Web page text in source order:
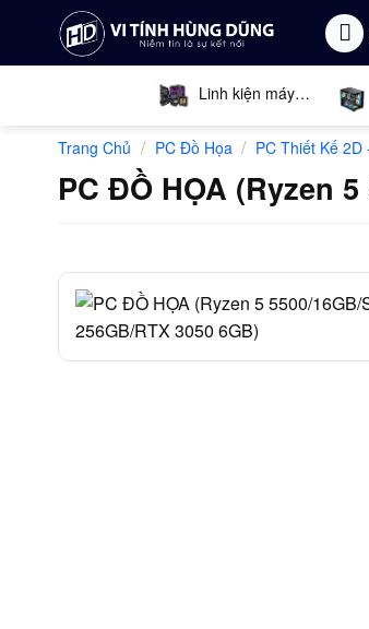
nội
Linh kiện máy
Trang Chủ / PC Đồ Họa / PC Thiết Kế 2D
PC ĐỒ HỌA (Ryzen